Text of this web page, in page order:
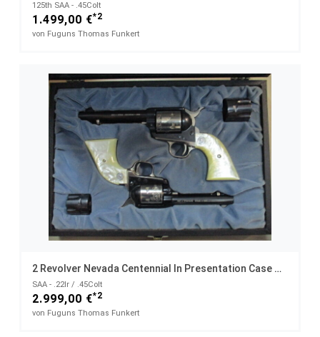
125th SAA - .45Colt
1.499,00 €*2
von Fuguns Thomas Funkert
2 Revolver Nevada Centennial In Presentation Case Mit 2 Wechseltrommeln
SAA - .22lr / .45Colt
2.999,00 €*2
von Fuguns Thomas Funkert